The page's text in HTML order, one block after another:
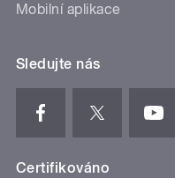
Mobilní aplikace
Sledujte nás
Certifikováno